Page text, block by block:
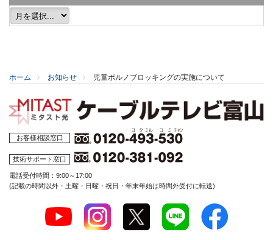
ホーム お知らせ 児童ポルノブロッキングの実施について
お客様相談窓口
技術サポート窓口
電話受付時間：9:00～17:00
(記載の時間以外・土曜・日曜・祝日・年末年始は時間外受付に転送)